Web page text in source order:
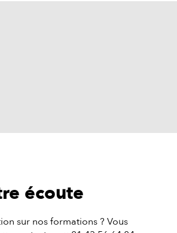
écoute
sur nos formations ? Vous